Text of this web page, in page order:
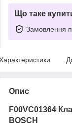
Що таке
Замовлення
Опис
F00VC01364
BOSCH